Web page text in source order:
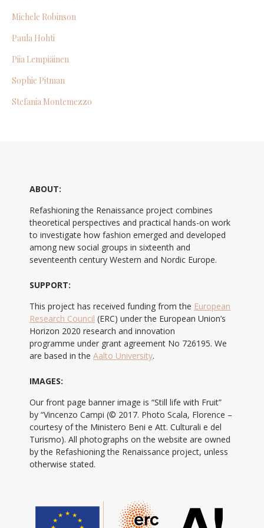
Michele Robinson
Paula Hohti
Piia Lempiäinen
Sophie Pitman
Stefania Montemezzo
ABOUT:
Refashioning the Renaissance project combines
theoretical perspectives and practical hands-on work
to investigate how fashion emerged and developed
among new social groups in sixteenth and
seventeenth century Western and Nordic Europe.
SUPPORT:
This project has received funding from the European
Research Council (ERC) under the European Union’s
Horizon 2020 research and innovation
programme under grant agreement No 726195. We
are based in the Aalto University.
IMAGES:
Our front page banner image is “Still life with Fruit”
by “Vincenzo Campi (© 2017. Photo Scala, Florence –
courtesy of the Ministero Beni e Att. Culturali e del
Turismo). All photographs on the website are owned
by the Refashioning the Renaissance project, unless
otherwise stated.